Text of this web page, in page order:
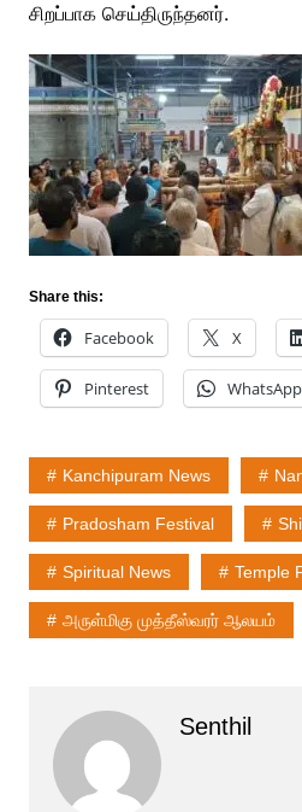
சிறப்பாக செய்திருந்தனர்.
Share this:
Facebook X
Pinterest WhatsApp
Kanchipuram News
Pradosham Festival
Spiritual News Temple
அருள்மிகு முத்தீஸ்வரர் ஆலயம்
Senthil